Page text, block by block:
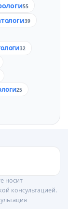
55
39
32
25
носит
консультацией.